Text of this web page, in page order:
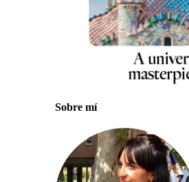
Sobre mí